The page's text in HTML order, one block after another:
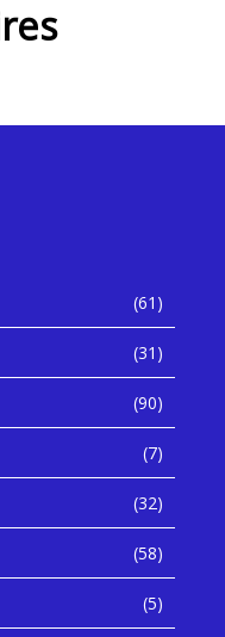
(61)
(31)
(90)
(7)
(32)
(58)
(5)